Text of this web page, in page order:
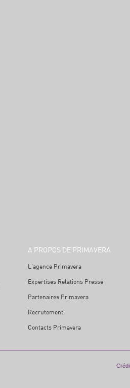
A PROPOS DE PRIMAVERA
L'agence Primavera
Expertises Relations Presse
Partenaires Primavera
Recrutement
Contacts Primavera